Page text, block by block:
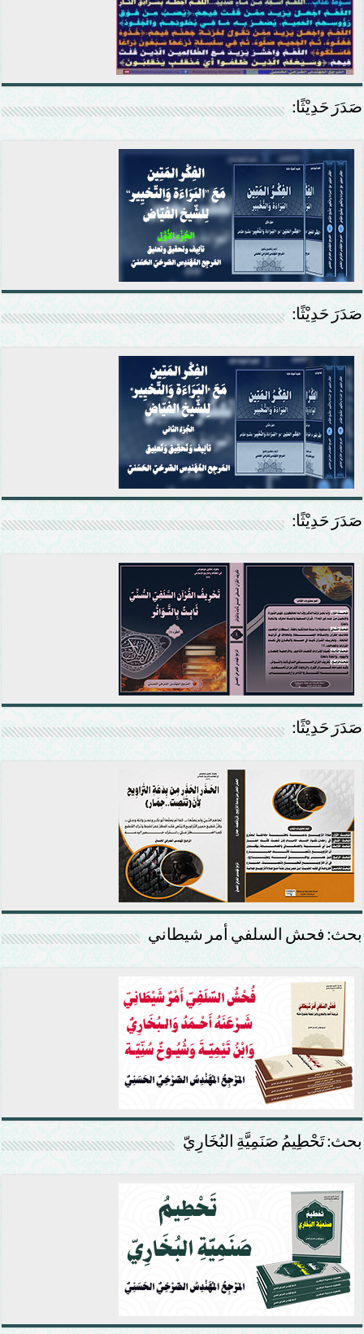
صَدَرَ حَدِيْثًا:
صَدَرَ حَدِيْثًا:
صَدَرَ حَدِيْثًا:
صَدَرَ حَدِيْثًا:
بحث: فحش السلفي أمر شيطاني
بحث: تَحْطِيمُ صَنَمِيَّةِ البُخَارِيّ